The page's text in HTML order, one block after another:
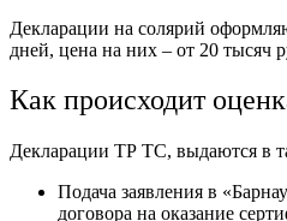
Декларации на солярий
дней, цена на них – от 20 тысяч
Как происходит
Декларации ТР ТС, выдаются в
Подача заявления в
договора на оказание